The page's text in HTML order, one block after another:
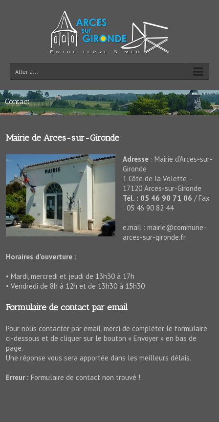
Aller à...
Contact
Mairie de Arces-sur-Gironde
Adresse : Mairie d’Arces-sur-
Gironde
1 Côte de la Volette –
17120 Arces-sur-Gironde
Tél. : 05 46 90 71 06 / Fax
: 05 46 90 82 44
e.mail : mairie@commune-
arces-sur-gironde.fr
Horaires d’ouverture :
• Mardi, mercredi et jeudi de 13h30 à 17h
• Vendredi de 8h à 12h et de 13h30 à 15h30
Formulaire de contact par email
Pour nous contacter par email, merci de compléter le formulaire
ci-dessous et de cliquer sur le bouton « Envoyer » en bas de
page.
Une réponse vous sera apportée dans les meilleurs délais.
Erreur : Formulaire de contact non trouvé !